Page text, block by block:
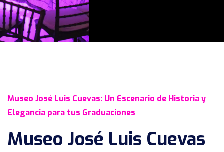
Museo José Luis Cuevas: Un Escenario de Historia y
Elegancia para tus Graduaciones
Museo José Luis Cuevas